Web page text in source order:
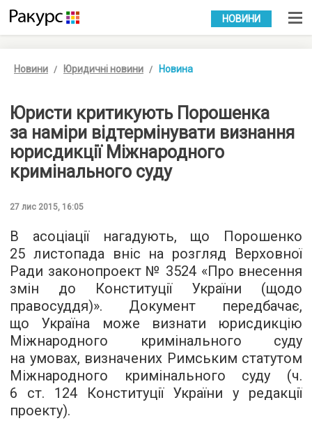
УКР РУС
НОВИНИ
Новини Юридичні новини Новина
Юристи критикують Порошенка
за наміри відтермінувати визнання
юрисдикції Міжнародного
кримінального суду
27 лис 2015, 16:05
В асоціації нагадують, що Порошенко
25 листопада вніс на розгляд Верховної
Ради законопроект № 3524 «Про внесення
змін до Конституції України (щодо
правосуддя)». Документ передбачає,
що Україна може визнати юрисдикцію
Міжнародного кримінального суду
на умовах, визначених Римським статутом
Міжнародного кримінального суду (ч.
6 ст. 124 Конституції України у редакції
проекту).